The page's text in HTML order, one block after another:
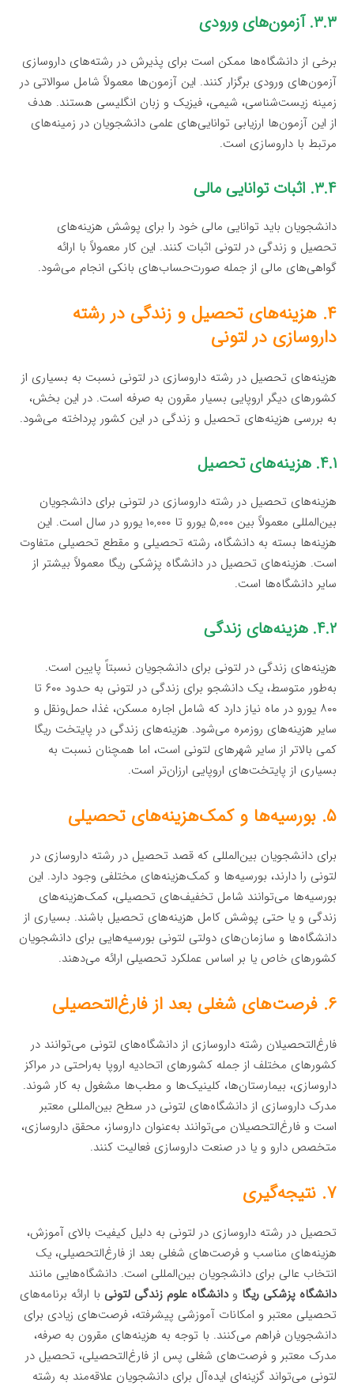
۳.۳. آزمون‌های ورودی
برخی از دانشگاه‌ها ممکن است برای پذیرش در رشته‌های داروسازی
آزمون‌های ورودی برگزار کنند. این آزمون‌ها معمولاً شامل سوالاتی در
زمینه زیست‌شناسی، شیمی، فیزیک و زبان انگلیسی هستند. هدف
از این آزمون‌ها ارزیابی توانایی‌های علمی دانشجویان در زمینه‌های
مرتبط با داروسازی است.
۳.۴. اثبات توانایی مالی
دانشجویان باید توانایی مالی خود را برای پوشش هزینه‌های
تحصیل و زندگی در لتونی اثبات کنند. این کار معمولاً با ارائه
گواهی‌های مالی از جمله صورت‌حساب‌های بانکی انجام می‌شود.
۴. هزینه‌های تحصیل و زندگی در رشته
داروسازی در لتونی
هزینه‌های تحصیل در رشته داروسازی در لتونی نسبت به بسیاری از
کشورهای دیگر اروپایی بسیار مقرون به صرفه است. در این بخش،
به بررسی هزینه‌های تحصیل و زندگی در این کشور پرداخته می‌شود.
۴.۱. هزینه‌های تحصیل
هزینه‌های تحصیل در رشته داروسازی در لتونی برای دانشجویان
بین‌المللی معمولاً بین ۵,۰۰۰ یورو تا ۱۰,۰۰۰ یورو در سال است. این
هزینه‌ها بسته به دانشگاه، رشته تحصیلی و مقطع تحصیلی متفاوت
است. هزینه‌های تحصیل در دانشگاه پزشکی ریگا معمولاً بیشتر از
سایر دانشگاه‌ها است.
۴.۲. هزینه‌های زندگی
هزینه‌های زندگی در لتونی برای دانشجویان نسبتاً پایین است.
به‌طور متوسط، یک دانشجو برای زندگی در لتونی به حدود ۶۰۰ تا
۸۰۰ یورو در ماه نیاز دارد که شامل اجاره مسکن، غذا، حمل‌ونقل و
سایر هزینه‌های روزمره می‌شود. هزینه‌های زندگی در پایتخت ریگا
کمی بالاتر از سایر شهرهای لتونی است، اما همچنان نسبت به
بسیاری از پایتخت‌های اروپایی ارزان‌تر است.
۵. بورسیه‌ها و کمک‌هزینه‌های تحصیلی
برای دانشجویان بین‌المللی که قصد تحصیل در رشته داروسازی در
لتونی را دارند، بورسیه‌ها و کمک‌هزینه‌های مختلفی وجود دارد. این
بورسیه‌ها می‌توانند شامل تخفیف‌های تحصیلی، کمک‌هزینه‌های
زندگی و یا حتی پوشش کامل هزینه‌های تحصیل باشند. بسیاری از
دانشگاه‌ها و سازمان‌های دولتی لتونی بورسیه‌هایی برای دانشجویان
کشورهای خاص یا بر اساس عملکرد تحصیلی ارائه می‌دهند.
۶. فرصت‌های شغلی بعد از فارغ‌التحصیلی
فارغ‌التحصیلان رشته داروسازی از دانشگاه‌های لتونی می‌توانند در
کشورهای مختلف از جمله کشورهای اتحادیه اروپا به‌راحتی در مراکز
داروسازی، بیمارستان‌ها، کلینیک‌ها و مطب‌ها مشغول به کار شوند.
مدرک داروسازی از دانشگاه‌های لتونی در سطح بین‌المللی معتبر
است و فارغ‌التحصیلان می‌توانند به‌عنوان داروساز، محقق داروسازی،
متخصص دارو و یا در صنعت داروسازی فعالیت کنند.
۷. نتیجه‌گیری
تحصیل در رشته داروسازی در لتونی به دلیل کیفیت بالای آموزش،
هزینه‌های مناسب و فرصت‌های شغلی بعد از فارغ‌التحصیلی، یک
انتخاب عالی برای دانشجویان بین‌المللی است. دانشگاه‌هایی مانند
دانشگاه پزشکی ریگا ودانشگاه علوم زندگی لتونی با ارائه برنامه‌های
تحصیلی معتبر و امکانات آموزشی پیشرفته، فرصت‌های زیادی برای
دانشجویان فراهم می‌کنند. با توجه به هزینه‌های مقرون به صرفه،
مدرک معتبر و فرصت‌های شغلی پس از فارغ‌التحصیلی، تحصیل در
لتونی می‌تواند گزینه‌ای ایده‌آل برای دانشجویان علاقه‌مند به رشته